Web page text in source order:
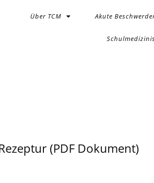
Über TCM Akute
(PDF Dokument)